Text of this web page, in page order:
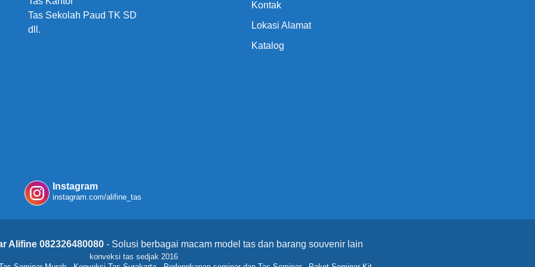
Tas Sekolah Paud TK SD
dll.
Kontak
Lokasi Alamat
Katalog
Instagram
instagram.com/alifine_tas
Alifine 082326480080- Solusi berbagai macam model tas dan barang souvenir lain
konveksi tas sedjak 2016